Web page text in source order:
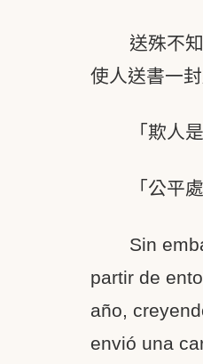
送殊不
使人送書一
「欺人
「公平
Sin
partir de
año,
envió una